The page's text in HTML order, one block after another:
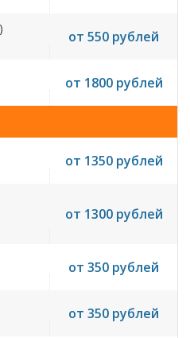
от 550 рублей
от 1800 рублей
от 1350 рублей
от 1300 рублей
от 350 рублей
от 350 рублей